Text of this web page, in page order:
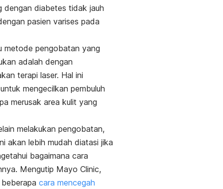
dengan diabetes tidak jauh
pasien varises pada
metode pengobatan yang
adalah dengan
terapi laser. Hal ini
mengecilkan pembuluh
merusak area kulit yang
melakukan pengobatan,
akan lebih mudah diatasi jika
bagaimana cara
Mengutip Mayo Clinic,
cara mencegah